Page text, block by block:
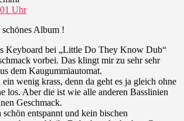
Uhr
Album !
Keyboard bei „Little Do They Know Dub“
vorbei. Das klingt mir zu sehr sehr
dem Kaugummiautomat.
wenig krass, denn da geht es ja gleich ohne
los. Aber die ist wie alle anderen Basslinien
Geschmack.
entspannt und kein bischen